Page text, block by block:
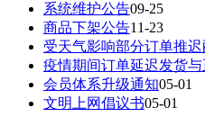
系统维护公告09-25
商品下架公告11-23
受天气影响部分订单推迟
疫情期间订单延迟发货
会员体系升级通知05-01
文明上网倡议书05-01